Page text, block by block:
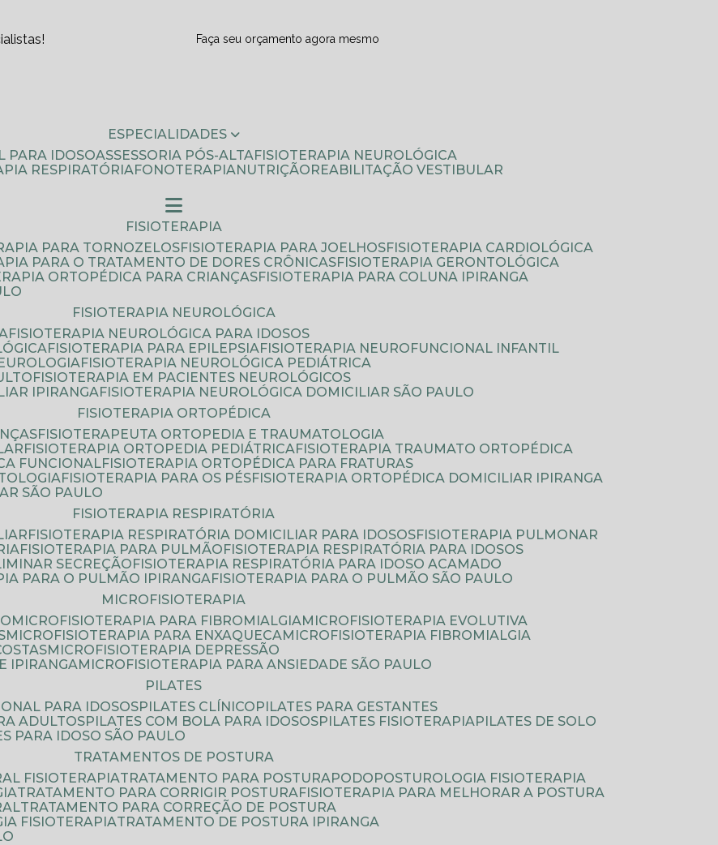
Faça seu orçamento agora mesmo
ESPECIALIDADES
PARA IDOSO
ASSESSORIA PÓS-ALTA
FISIOTERAPIA NEUROLÓGICA
RESPIRATÓRIA FONOTERAPIA NUTRIÇÃO
REABILITAÇÃO VESTIBULAR
FISIOTERAPIA
PARA TORNOZELOS FISIOTERAPIA PARA JOELHOS
FISIOTERAPIA CARDIOLÓGICA
PARA O TRATAMENTO DE DORES CRÔNICAS
FISIOTERAPIA GERONTOLÓGICA
ORTOPÉDICA PARA CRIANÇAS
FISIOTERAPIA PARA COLUNA IPIRANGA
FISIOTERAPIA NEUROLÓGICA
FISIOTERAPIA NEUROLÓGICA PARA IDOSOS
FISIOTERAPIA PARA EPILEPSIA
FISIOTERAPIA NEUROFUNCIONAL INFANTIL
FISIOTERAPIA NEUROLÓGICA PEDIÁTRICA
FISIOTERAPIA EM PACIENTES NEUROLÓGICOS
IPIRANGA
FISIOTERAPIA NEUROLÓGICA DOMICILIAR SÃO PAULO
FISIOTERAPIA ORTOPÉDICA
FISIOTERAPEUTA ORTOPEDIA E TRAUMATOLOGIA
FISIOTERAPIA ORTOPEDIA PEDIÁTRICA
FISIOTERAPIA TRAUMATO ORTOPÉDICA
FUNCIONAL
FISIOTERAPIA ORTOPÉDICA PARA FRATURAS
FISIOTERAPIA PARA OS PÉS
FISIOTERAPIA ORTOPÉDICA DOMICILIAR IPIRANGA
SÃO PAULO
FISIOTERAPIA RESPIRATÓRIA
FISIOTERAPIA RESPIRATÓRIA DOMICILIAR PARA IDOSOS
FISIOTERAPIA PULMONAR
FISIOTERAPIA PARA PULMÃO
FISIOTERAPIA RESPIRATÓRIA PARA IDOSOS
SECREÇÃO
FISIOTERAPIA RESPIRATÓRIA PARA IDOSO ACAMADO
PARA O PULMÃO IPIRANGA
FISIOTERAPIA PARA O PULMÃO SÃO PAULO
MICROFISIOTERAPIA
MICROFISIOTERAPIA PARA FIBROMIALGIA
MICROFISIOTERAPIA EVOLUTIVA
MICROFISIOTERAPIA PARA ENXAQUECA
MICROFISIOTERAPIA FIBROMIALGIA
MICROFISIOTERAPIA DEPRESSÃO
IPIRANGA
MICROFISIOTERAPIA PARA ANSIEDADE SÃO PAULO
PILATES
PARA IDOSOS PILATES CLÍNICO
PILATES PARA GESTANTES
ADULTOS PILATES COM BOLA PARA IDOSOS PILATES FISIOTERAPIA
PILATES DE SOLO
PARA IDOSO SÃO PAULO
TRATAMENTOS DE POSTURA
FISIOTERAPIA
TRATAMENTO PARA POSTURA
PODOPOSTUROLOGIA FISIOTERAPIA
TRATAMENTO PARA CORRIGIR POSTURA
FISIOTERAPIA PARA MELHORAR A POSTURA
TRATAMENTO PARA CORREÇÃO DE POSTURA
FISIOTERAPIA
TRATAMENTO DE POSTURA IPIRANGA